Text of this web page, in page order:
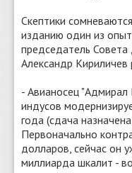
Скептики
изданию один из
председатель
Александр Кириличев
- Авианосец "Адмирал
индусов
года (сдача
Первоначально
долларов, сейчас он
миллиарда шкалит -